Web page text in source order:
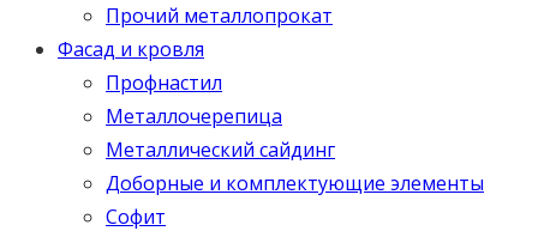
Прочий металлопрокат
Фасад и кровля
Профнастил
Металлочерепица
Металлический сайдинг
Доборные и комплектующие элементы
Софит